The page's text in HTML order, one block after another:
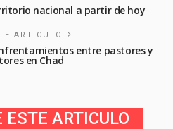
nacional a partir de hoy
ARTICULO
entre pastores y
en Chad
ESTE ARTICULO